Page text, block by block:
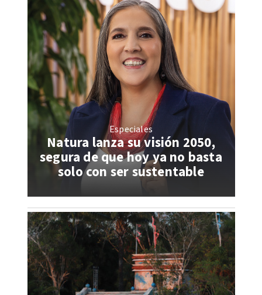
Natura lanza su visión 2050,
segura de que hoy ya no basta
solo con ser sustentable
Especiales